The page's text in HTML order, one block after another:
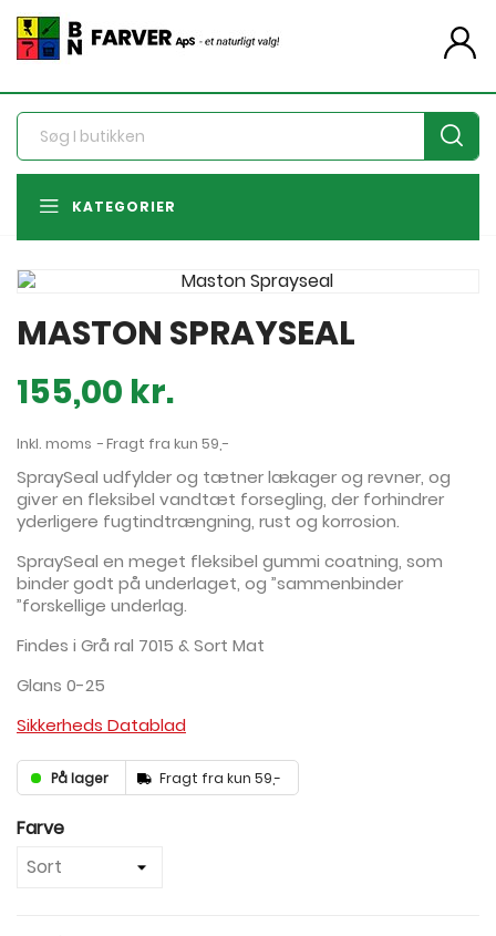
person
KATEGORIER
MASTON SPRAYSEAL
155,00 kr.
Inkl. moms Fragt fra kun 59,-
SpraySeal udfylder og tætner lækager og revner, og
giver en fleksibel vandtæt forsegling, der forhindrer
yderligere fugtindtrængning, rust og korrosion.
SpraySeal en meget fleksibel gummi coatning, som
binder godt på underlaget, og ”sammenbinder
”forskellige underlag.
Findes i Grå ral 7015 & Sort Mat
Glans 0-25
Sikkerheds Datablad
På lager Fragt fra kun 59,-
Farve